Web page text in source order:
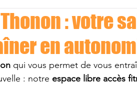
: votre
en
qui vous permet de vous
: notre espace libre accès